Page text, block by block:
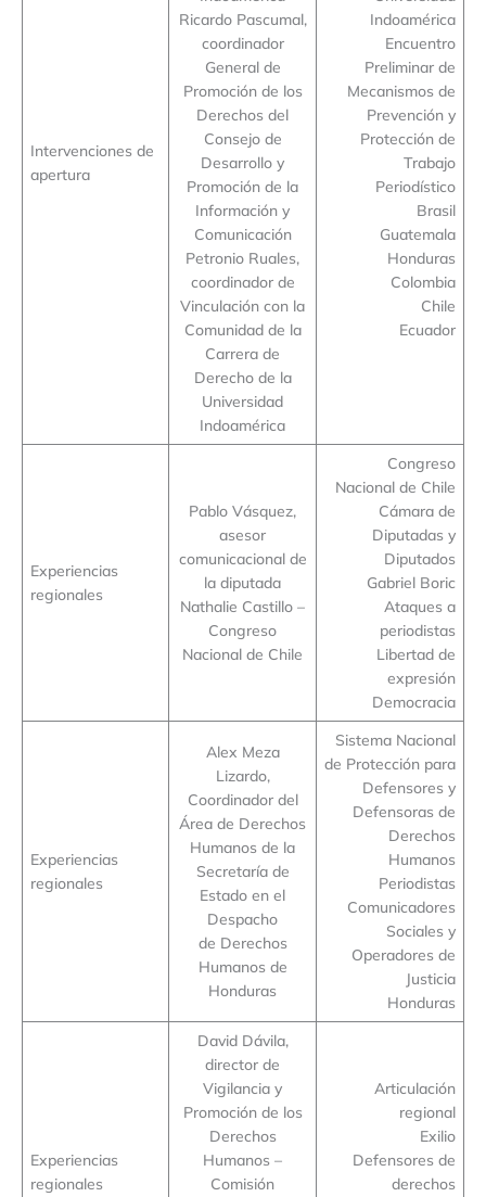
Intervenciones de
apertura
Ricardo Pascumal,
coordinador
General de
Promoción de los
Derechos del
Consejo de
Desarrollo y
Promoción de la
Información y
Comunicación
Petronio Ruales,
coordinador de
Vinculación con la
Comunidad de la
Carrera de
Derecho de la
Universidad
Indoamérica
Indoamérica
Encuentro
Preliminar de
Mecanismos de
Prevención y
Protección de
Trabajo
Periodístico
Brasil
Guatemala
Honduras
Colombia
Chile
Ecuador
Experiencias
regionales
Pablo Vásquez,
asesor
comunicacional de
la diputada
Nathalie Castillo –
Congreso
Nacional de Chile
Congreso
Nacional de Chile
Cámara de
Diputadas y
Diputados
Gabriel Boric
Ataques a
periodistas
Libertad de
expresión
Democracia
Experiencias
regionales
Alex Meza
Lizardo,
Coordinador del
Área de Derechos
Humanos de la
Secretaría de
Estado en el
Despacho
de Derechos
Humanos de
Honduras
Sistema Nacional
de Protección para
Defensores y
Defensoras de
Derechos
Humanos
Periodistas
Comunicadores
Sociales y
Operadores de
Justicia
Honduras
Experiencias
regionales
David Dávila,
director de
Vigilancia y
Promoción de los
Derechos
Humanos –
Comisión
Articulación
regional
Exilio
Defensores de
derechos